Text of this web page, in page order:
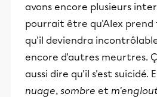
avons encore plusieurs
pourrait être qu'Alex
qu'il deviendra
encore d'autres meurtres.
aussi dire qu'il s'est suicidé.
nuage, sombre et